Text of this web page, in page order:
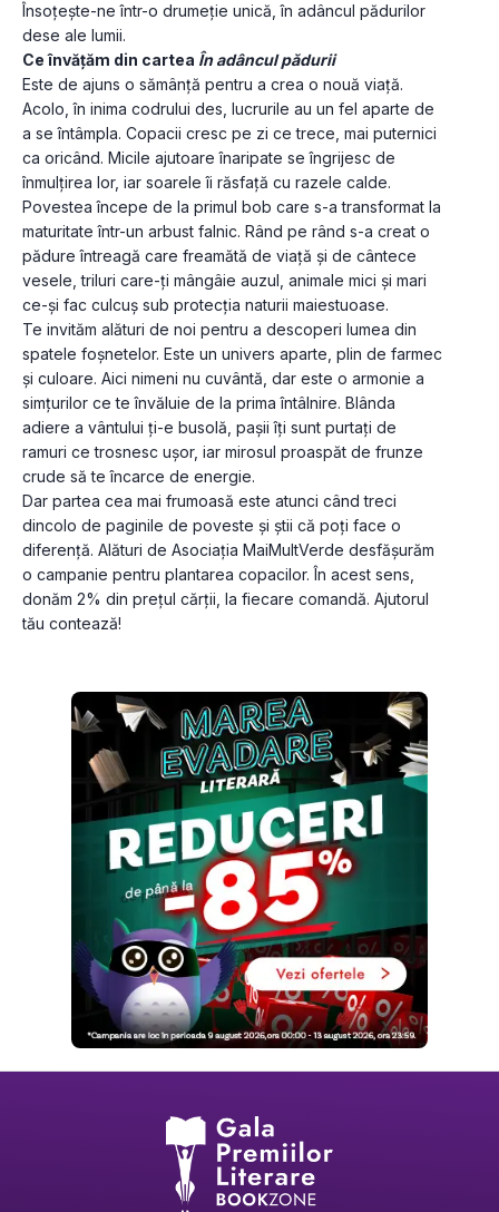
Însoțește-ne într-o drumeție unică, în adâncul pădurilor
dese ale lumii.
Ce învățăm din cartea În adâncul pădurii
Este de ajuns o sămânță pentru a crea o nouă viață.
Acolo, în inima codrului des, lucrurile au un fel aparte de
a se întâmpla. Copacii cresc pe zi ce trece, mai puternici
ca oricând. Micile ajutoare înaripate se îngrijesc de
înmulțirea lor, iar soarele îi răsfață cu razele calde.
Povestea începe de la primul bob care s-a transformat la
maturitate într-un arbust falnic. Rând pe rând s-a creat o
pădure întreagă care freamătă de viață și de cântece
vesele, triluri care-ți mângâie auzul, animale mici și mari
ce-și fac culcuș sub protecția naturii maiestuoase.
Te invităm alături de noi pentru a descoperi lumea din
spatele foșnetelor. Este un univers aparte, plin de farmec
și culoare. Aici nimeni nu cuvântă, dar este o armonie a
simțurilor ce te învăluie de la prima întâlnire. Blânda
adiere a vântului ți-e busolă, pașii îți sunt purtați de
ramuri ce trosnesc ușor, iar mirosul proaspăt de frunze
crude să te încarce de energie.
Dar partea cea mai frumoasă este atunci când treci
dincolo de paginile de poveste și știi că poți face o
diferență. Alături de Asociația MaiMultVerde desfășurăm
o campanie pentru plantarea copacilor. În acest sens,
donăm 2% din prețul cărții, la fiecare comandă. Ajutorul
tău contează!